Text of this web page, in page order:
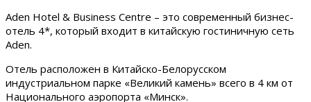
Aden Hotel & Business Centre – это современный бизнес-
отель 4*, который входит в китайскую гостиничную сеть
Aden.
Отель расположен в Китайско-Белорусском
индустриальном парке «Великий камень» всего в 4 км от
Национального аэропорта «Минск».